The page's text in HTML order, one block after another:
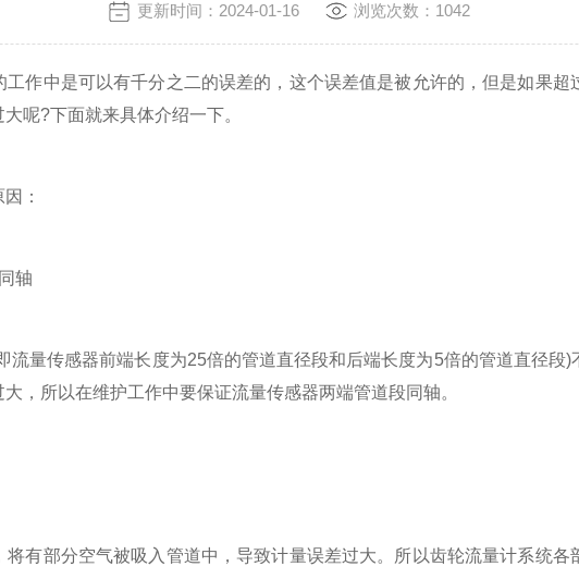
更新时间：2024-01-16 浏览次数：1042
中是可以有千分之二的误差的，这个误差值是被允许的，但是如果超
呢?下面就来具体介绍一下。
：
轴
量传感器前端长度为25倍的管道直径段和后端长度为5倍的管道直径段)
，所以在维护工作中要保证流量传感器两端管道段同轴。
部分空气被吸入管道中，导致计量误差过大。所以齿轮流量计系统各